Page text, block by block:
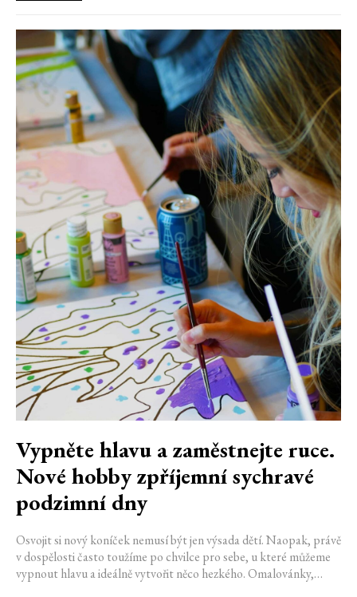
Vypněte hlavu a zaměstnejte ruce.
Nové hobby zpříjemní sychravé
podzimní dny
Osvojit si nový koníček nemusí být jen výsada dětí. Naopak, právě
v dospělosti často toužíme po chvilce pro sebe, u které můžeme
vypnout hlavu a ideálně vytvořit něco hezkého. Omalovánky,